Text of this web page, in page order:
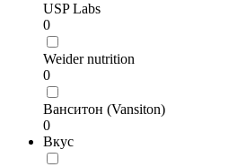
USP Labs
0
Weider nutrition
0
Ванситон (Vansiton)
0
Вкус